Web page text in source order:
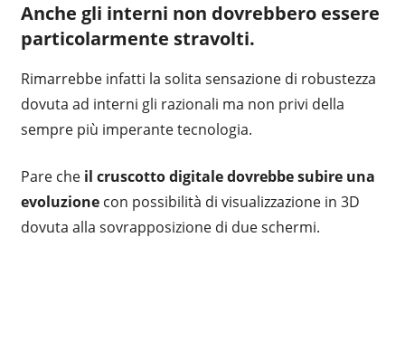
Anche gli interni non dovrebbero essere
particolarmente stravolti.
Rimarrebbe infatti la solita sensazione di robustezza
dovuta ad interni gli razionali ma non privi della
sempre più imperante tecnologia.
Pare che il cruscotto digitale dovrebbe subire una
evoluzionecon possibilità di visualizzazione in 3D
dovuta alla sovrapposizione di due schermi.